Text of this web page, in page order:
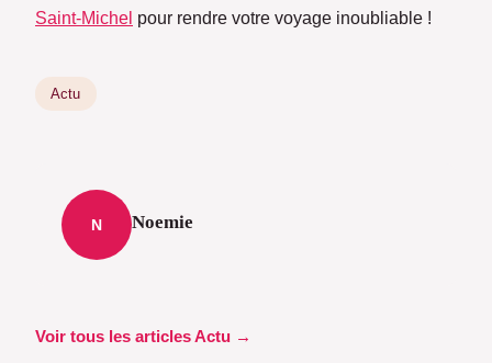
Saint-Michel pour rendre votre voyage inoubliable !
Actu
N Noemie
Voir tous les articles Actu →